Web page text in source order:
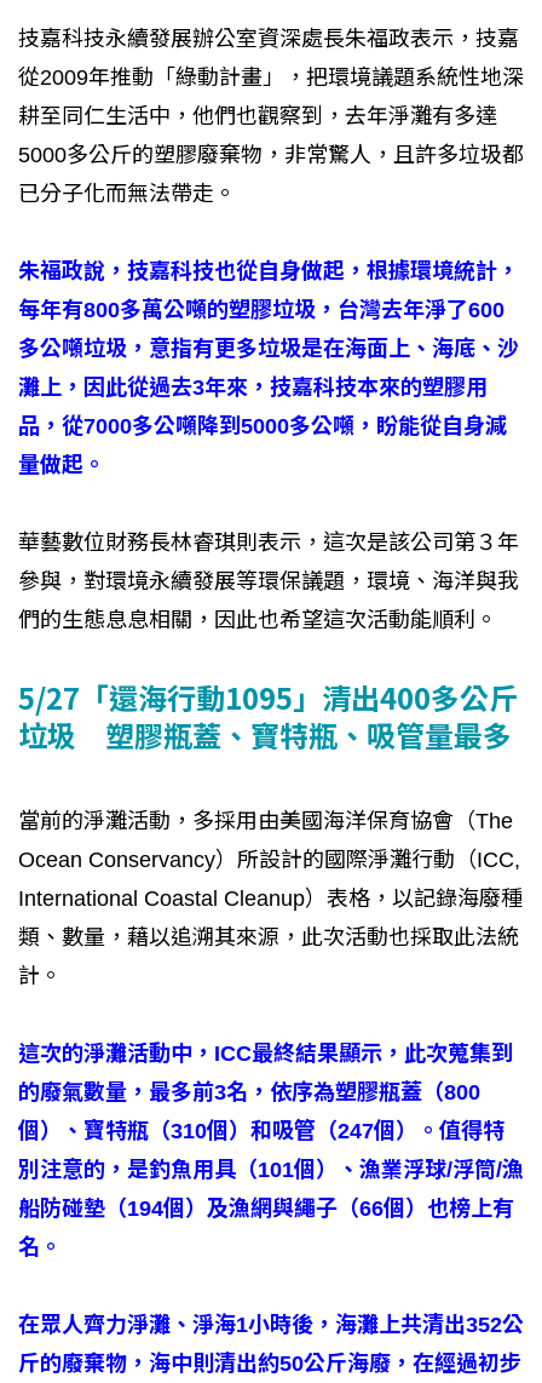
技嘉科技永續發展辦公室資深處長朱福政表示，技嘉
從2009年推動「綠動計畫」，把環境議題系統性地深
耕至同仁生活中，他們也觀察到，去年淨灘有多達
5000多公斤的塑膠廢棄物，非常驚人，且許多垃圾都
已分子化而無法帶走。
朱福政說，技嘉科技也從自身做起，根據環境統計，
每年有800多萬公噸的塑膠垃圾，台灣去年淨了600
多公噸垃圾，意指有更多垃圾是在海面上、海底、沙
灘上，因此從過去3年來，技嘉科技本來的塑膠用
品，從7000多公噸降到5000多公噸，盼能從自身減
量做起。
華藝數位財務長林睿琪則表示，這次是該公司第３年
參與，對環境永續發展等環保議題，環境、海洋與我
們的生態息息相關，因此也希望這次活動能順利。
5/27「還海行動1095」清出400多公斤
垃圾 塑膠瓶蓋、寶特瓶、吸管量最多
當前的淨灘活動，多採用由美國海洋保育協會（The
Ocean Conservancy）所設計的國際淨灘行動（ICC,
International Coastal Cleanup）表格，以記錄海廢種
類、數量，藉以追溯其來源，此次活動也採取此法統
計。
這次的淨灘活動中，ICC最終結果顯示，此次蒐集到
的廢氣數量，最多前3名，依序為塑膠瓶蓋（800
個）、寶特瓶（310個）和吸管（247個）。值得特
別注意的，是釣魚用具（101個）、漁業浮球/浮筒/漁
船防碰墊（194個）及漁網與繩子（66個）也榜上有
名。
在眾人齊力淨灘、淨海1小時後，海灘上共清出352公
斤的廢棄物，海中則清出約50公斤海廢，在經過初步